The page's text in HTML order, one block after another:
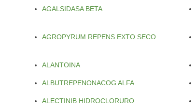
AGALSIDASA BETA
AGROPYRUM REPENS EXTO SECO
ALANTOINA
ALBUTREPENONACOG ALFA
ALECTINIB HIDROCLORURO